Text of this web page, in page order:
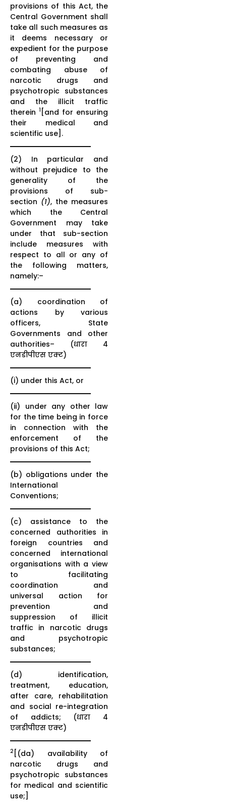
provisions of this Act, the
Central Government shall
take all such measures as
it deems necessary or
expedient for the purpose
of preventing and
combating abuse of
narcotic drugs and
psychotropic substances
and the illicit traffic
therein 1 [and for ensuring
their medical and
scientific use].
(2) In particular and
without prejudice to the
generality of the
provisions of sub-
section (1), the measures
which the Central
Government may take
under that sub-section
include measures with
respect to all or any of
the following matters,
namely:–
(a) coordination of
actions by various
officers, State
Governments and other
authorities– (धारा 4
एनडीपीएस एक्ट)
(i) under this Act, or
(ii) under any other law
for the time being in force
in connection with the
enforcement of the
provisions of this Act;
(b) obligations under the
International
Conventions;
(c) assistance to the
concerned authorities in
foreign countries and
concerned international
organisations with a view
to facilitating
coordination and
universal action for
prevention and
suppression of illicit
traffic in narcotic drugs
and psychotropic
substances;
(d) identification,
treatment, education,
after care, rehabilitation
and social re-integration
of addicts; (धारा 4
एनडीपीएस एक्ट)
2 [(da) availability of
narcotic drugs and
psychotropic substances
for medical and scientific
use;]